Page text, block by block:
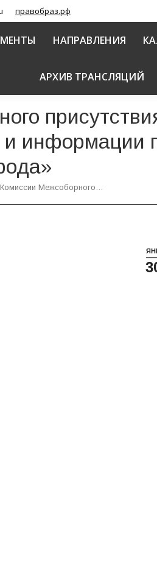
правобраз.рф
НАПРАВЛЕНИЯ
АРХИВ ТРАНСЛЯЦИЙ
информации
Межсоборного…